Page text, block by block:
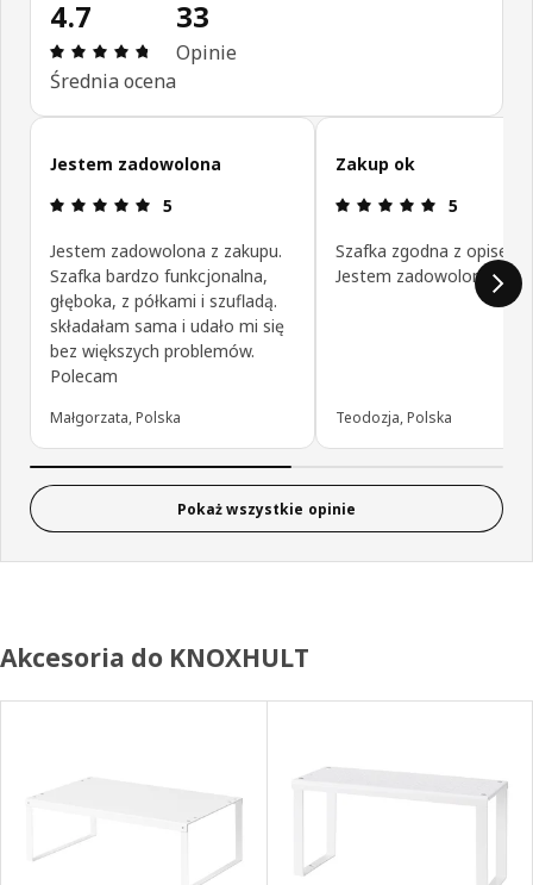
4.7
Opinia: 4.7 na 5 gwiazdki. Recenzje ogółem: 33
Średnia ocena
33
Opinie
Pomiń opinie klientów
Jestem zadowolona
Opinia: 5 na 5 gwiazdki.
5
Jestem zadowolona z zakupu.
Szafka bardzo funkcjonalna,
głęboka, z półkami i szufladą.
składałam sama i udało mi się
bez większych problemów.
Polecam
Małgorzata, Polska
Zakup ok
Opinia: 5
5
Szafka zgodna z opisem.
Jestem zadowolona z
Teodozja, Polska
Pokaż wszystkie opinie
Akcesoria do KNOXHULT